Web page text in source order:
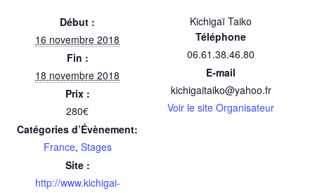
Début :
16 novembre 2018
Fin :
18 novembre 2018
Prix :
280€
Catégories d’Évènement:
France, Stages
Site :
http://www.kichigai-
Kichigaï Taiko
Téléphone
06.61.38.46.80
E-mail
kichigaitaiko@yahoo.fr
Voir le site Organisateur